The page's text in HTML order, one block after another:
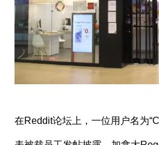
在Reddit论坛上，一位用户名为